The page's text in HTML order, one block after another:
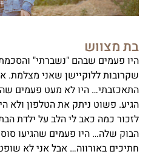
בת מצווש
היו פעמים שבהם "נשברתי"
שקרובות ללוקיישן שאני
התאכזבתי… היו לא מעט פעמים
הגיע. פשוט ניתק את הטלפון ולא
לזכור כמה כאב לי הלב על ילדת
הבוק שלה… היו פעמים שהגיעו
חתיכים באורווה… אבל אני לא